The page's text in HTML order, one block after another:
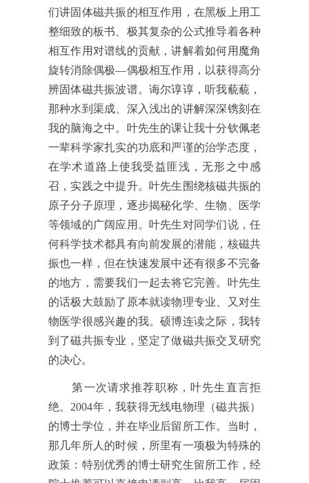
们讲固体磁共振的相互作用，在黑板上用工
整细致的板书、极其复杂的公式推导着各种
相互作用对谱线的贡献，讲解着如何用魔角
旋转消除偶极—偶极相互作用，以获得高分
辨固体磁共振波谱。诲尔谆谆，听我藐藐，
那种水到渠成、深入浅出的讲解深深镌刻在
我的脑海之中。叶先生的课让我十分钦佩老
一辈科学家扎实的功底和严谨的治学态度，
在学术道路上使我受益匪浅，无形之中感
召，实践之中提升。叶先生围绕核磁共振的
原子分子原理，逐步揭秘化学、生物、医学
等领域的广阔应用。叶先生对同学们说，任
何科学技术都具有向前发展的潜能，核磁共
振也一样，但在快速发展中还有很多不完备
的地方，需要我们一起去将它完善。叶先生
的话极大鼓励了原本就读物理专业、又对生
物医学很感兴趣的我。硕博连读之际，我转
到了磁共振专业，坚定了做磁共振交叉研究
的决心。
第一次请求推荐职称，叶先生直言拒
绝。2004年，我获得无线电物理 （磁共振）
的博士学位，并在毕业后留所工作。 当时，
那几年所人的时候，所里有一项极为特殊的
政策：特别优秀的博士研究生留所工作，经